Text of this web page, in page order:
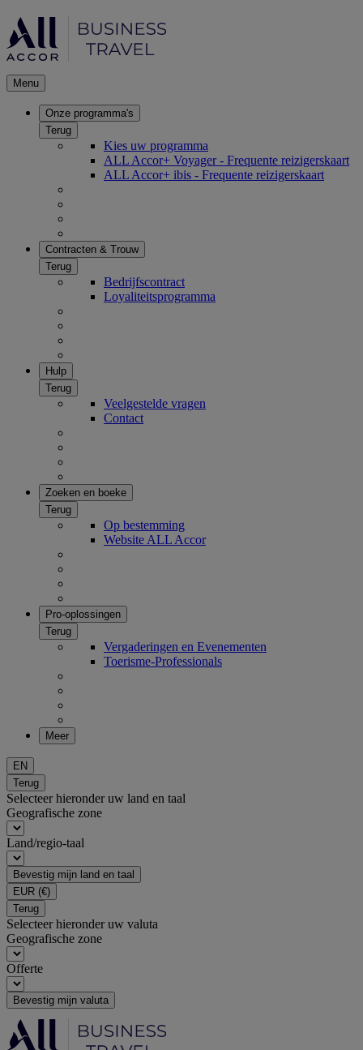
Menu
Onze programma's
Terug
Kies uw programma
ALL Accor+ Voyager - Frequente reizigerskaart
ALL Accor+ ibis - Frequente reizigerskaart
Contracten & Trouw
Terug
Bedrijfscontract
Loyaliteitsprogramma
Hulp
Terug
Veelgestelde vragen
Contact
Zoeken en boeke
Terug
Op bestemming
Website ALL Accor
Pro-oplossingen
Terug
Vergaderingen en Evenementen
Toerisme-Professionals
Meer
EN
Terug
Selecteer hieronder uw land en taal
Geografische zone
Land/regio-taal
Bevestig mijn land en taal
EUR (€)
Terug
Selecteer hieronder uw valuta
Geografische zone
Offerte
Bevestig mijn valuta